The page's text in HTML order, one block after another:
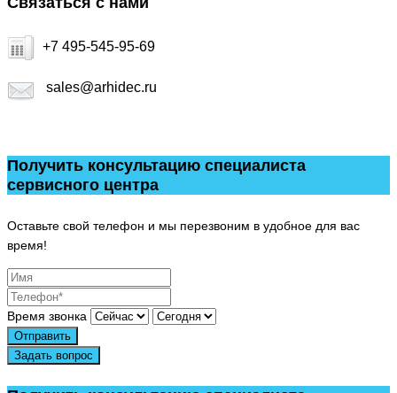
+7 495-545-95-69
sales@arhidec.ru
Получить консультацию специалиста
сервисного центра
Оставьте свой телефон и мы перезвоним в удобное для вас
время!
Время звонка
Отправить
Задать вопрос